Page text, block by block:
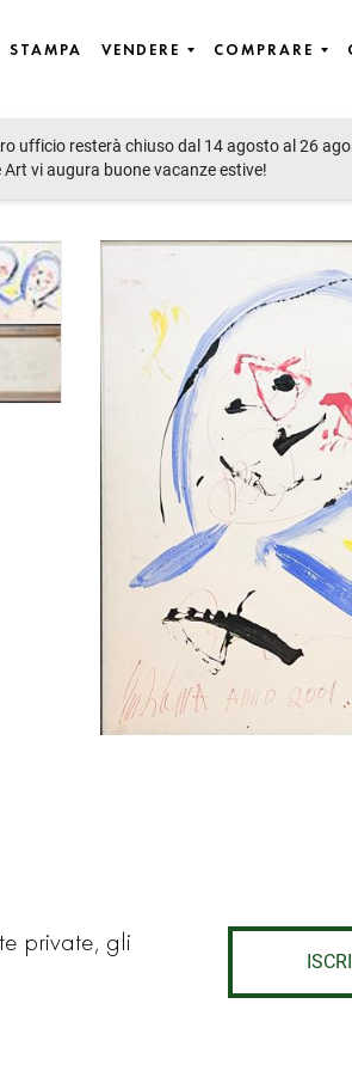
STAMPA VENDERE COMPRARE
ufficio resterà chiuso dal 14 agosto al 26
vi augura buone vacanze estive!
private, gli